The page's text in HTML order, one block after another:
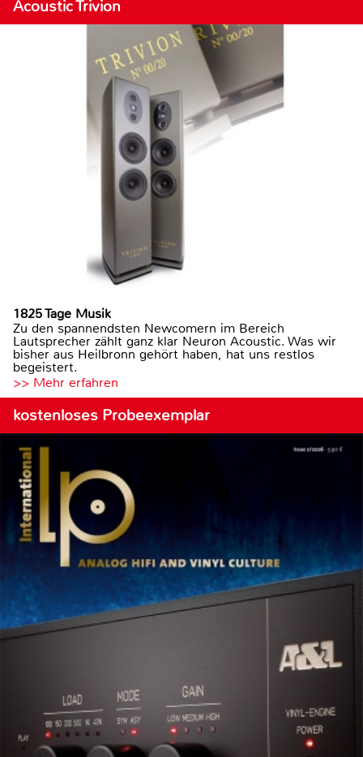
Acoustic Trivion
1825 Tage Musik
Zu den spannendsten Newcomern im Bereich
Lautsprecher zählt ganz klar Neuron Acoustic. Was wir
bisher aus Heilbronn gehört haben, hat uns restlos
begeistert.
>> Mehr erfahren
kostenloses Probeexemplar